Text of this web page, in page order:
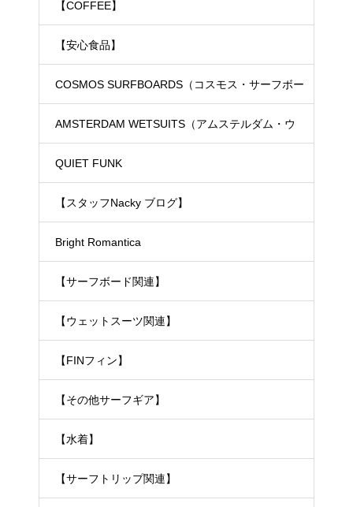
【COFFEE】
【安心食品】
COSMOS SURFBOARDS（コスモス・サーフボー
ド）
AMSTERDAM WETSUITS（アムステルダム・ウ
ェットスーツ）
QUIET FUNK
【スタッフNacky ブログ】
Bright Romantica
【サーフボード関連】
【ウェットスーツ関連】
【FINフィン】
【その他サーフギア】
【水着】
【サーフトリップ関連】